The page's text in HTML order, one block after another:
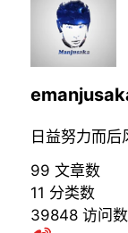
日益努力而
99 文章数
11 分类数
39848 访问数